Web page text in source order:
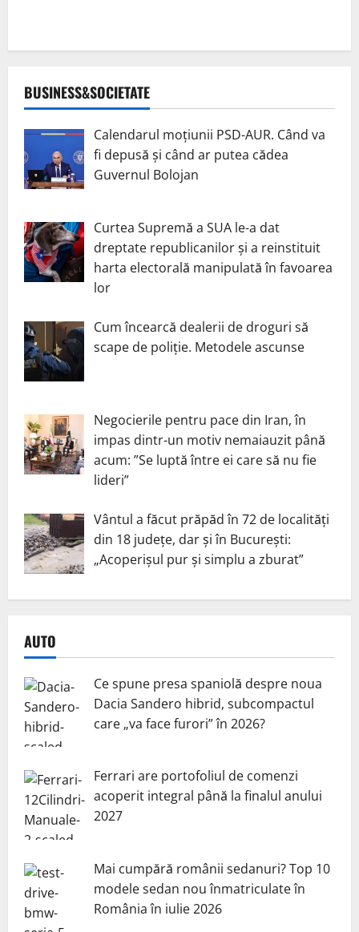
BUSINESS&SOCIETATE
Calendarul moțiunii PSD-AUR. Când va
fi depusă și când ar putea cădea
Guvernul Bolojan
Curtea Supremă a SUA le-a dat
dreptate republicanilor și a reinstituit
harta electorală manipulată în favoarea
lor
Cum încearcă dealerii de droguri să
scape de poliție. Metodele ascunse
Negocierile pentru pace din Iran, în
impas dintr-un motiv nemaiauzit până
acum: ”Se luptă între ei care să nu fie
lideri”
Vântul a făcut prăpăd în 72 de localități
din 18 județe, dar și în București:
„Acoperișul pur și simplu a zburat”
AUTO
Ce spune presa spaniolă despre noua
Dacia Sandero hibrid, subcompactul
care „va face furori” în 2026?
Ferrari are portofoliul de comenzi
acoperit integral până la finalul anului
2027
Mai cumpără românii sedanuri? Top 10
modele sedan nou înmatriculate în
România în iulie 2026